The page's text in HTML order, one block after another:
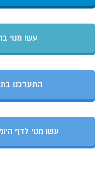
עשו מנוי
התעדכנו
עשו מנוי לדף